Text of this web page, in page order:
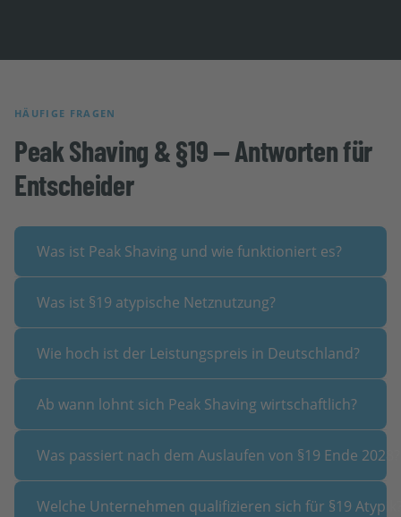
HÄUFIGE FRAGEN
Peak Shaving & §19 — Antworten für
Entscheider
Was ist Peak Shaving und wie funktioniert es?
Was ist §19 atypische Netznutzung?
Wie hoch ist der Leistungspreis in Deutschland?
Ab wann lohnt sich Peak Shaving wirtschaftlich?
Was passiert nach dem Auslaufen von §19 Ende 2028?
Welche Unternehmen qualifizieren sich für §19